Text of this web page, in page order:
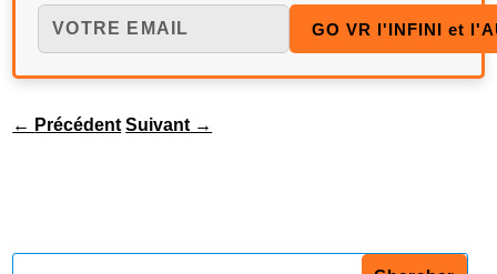
← Précédent Suivant →